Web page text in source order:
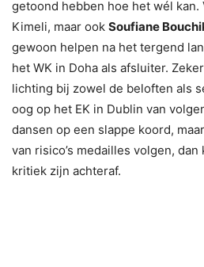
getoond hebben hoe het wél kan.
Kimeli, maar ook Soufiane
gewoon helpen na het tergend
het WK in Doha als afsluiter.
lichting bij zowel de beloften als
oog op het EK in Dublin van
dansen op een slappe koord,
van risico’s medailles volgen,
kritiek zijn achteraf.